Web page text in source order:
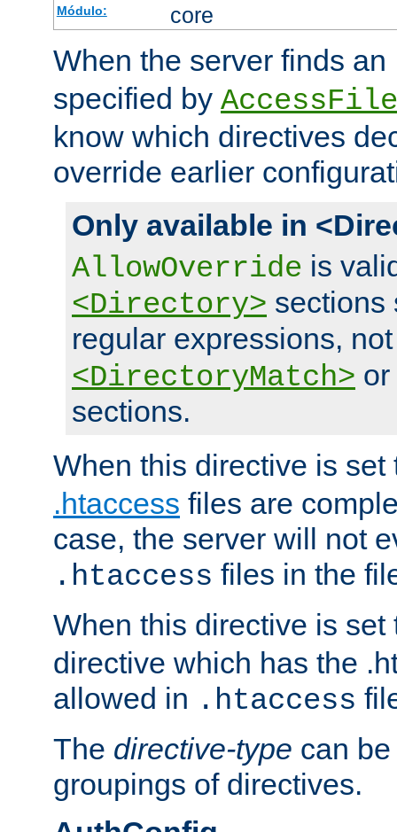
Módulo: core
When the server finds an
specified by
know which directives
override earlier
Only available in
AllowOverride is
<Directory> sections
regular expressions,
<DirectoryMatch> or
sections.
When this directive is
.htaccess files are
case, the server will not
.htaccess files in the
When this directive is
directive which has the
allowed in .htaccess
The directive-type can
groupings of directives.